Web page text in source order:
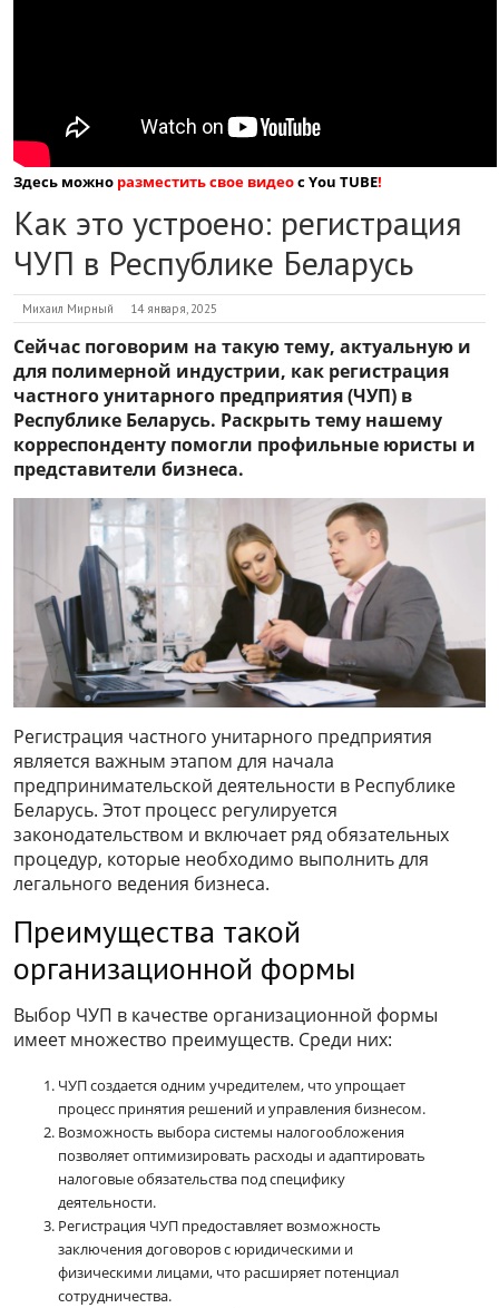
Здесь можно разместить свое видеос You TUBE!
Как это устроено: регистрация
ЧУП в Республике Беларусь
Михаил Мирный 14 января, 2025
Сейчас поговорим на такую тему, актуальную и
для полимерной индустрии, как регистрация
частного унитарного предприятия (ЧУП) в
Республике Беларусь. Раскрыть тему нашему
корреспонденту помогли профильные юристы и
представители бизнеса.
Регистрация частного унитарного предприятия
является важным этапом для начала
предпринимательской деятельности в Республике
Беларусь. Этот процесс регулируется
законодательством и включает ряд обязательных
процедур, которые необходимо выполнить для
легального ведения бизнеса.
Преимущества такой
организационной формы
Выбор ЧУП в качестве организационной формы
имеет множество преимуществ. Среди них:
ЧУП создается одним учредителем, что упрощает
процесс принятия решений и управления бизнесом.
Возможность выбора системы налогообложения
позволяет оптимизировать расходы и адаптировать
налоговые обязательства под специфику
деятельности.
Регистрация ЧУП предоставляет возможность
заключения договоров с юридическими и
физическими лицами, что расширяет потенциал
сотрудничества.